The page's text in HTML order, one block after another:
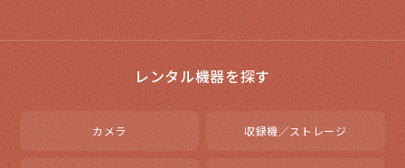
レンタル機器を探す
カメラ 収録機／ストレージ